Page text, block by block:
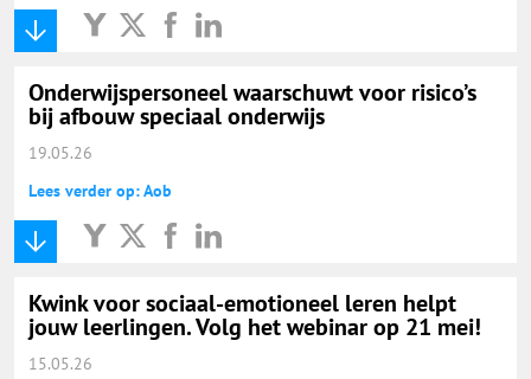
Onderwijspersoneel waarschuwt voor risico’s
bij afbouw speciaal onderwijs
19.05.26
Lees verder op: Aob
Kwink voor sociaal-emotioneel leren helpt
jouw leerlingen. Volg het webinar op 21 mei!
15.05.26